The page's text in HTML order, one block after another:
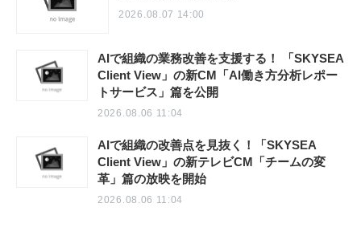
2026.08.07 14:00
AIで組織の業務改善を支援する！ 「SKYSEA
Client View」の新CM「AI働き方分析レポー
トサービス」篇を公開
2026.08.06 11:04
AIで組織の改善点を見抜く！「SKYSEA
Client View」の新テレビCM「チームの変
革」篇の放映を開始
2026.08.06 11:04